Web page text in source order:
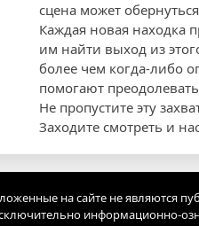
сцена может
Каждая новая находка
им найти выход из
более чем когда-либо
помогают
Не пропустите эту
Заходите смотреть и
на сайте не являются
информационно-